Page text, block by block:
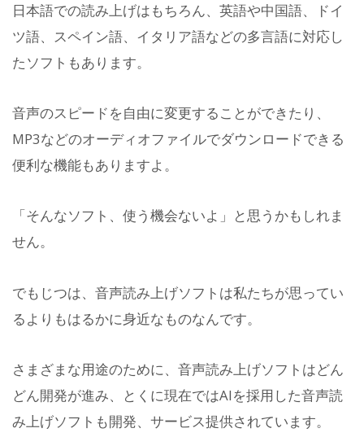
日本語での読み上げはもちろん、英語や中国語、ドイ
ツ語、スペイン語、イタリア語などの多言語に対応し
たソフトもあります。
音声のスピードを自由に変更することができたり、
MP3などのオーディオファイルでダウンロードできる
便利な機能もありますよ。
「そんなソフト、使う機会ないよ」と思うかもしれま
せん。
でもじつは、音声読み上げソフトは私たちが思ってい
るよりもはるかに身近なものなんです。
さまざまな用途のために、音声読み上げソフトはどん
どん開発が進み、とくに現在ではAIを採用した音声読
み上げソフトも開発、サービス提供されています。